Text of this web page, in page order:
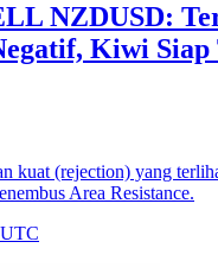
NZDUSD:
Kiwi
kuat (rejection) yang
Area Resistance.